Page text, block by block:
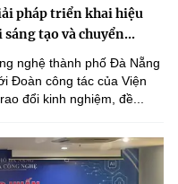
pháp triển khai hiệu
tạo và chuyển...
nghệ thành phố Đà Nẵng
Đoàn công tác của Viện
đổi kinh nghiệm, đề...